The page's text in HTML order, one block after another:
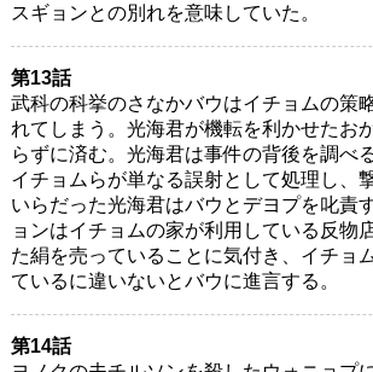
スギョンとの別れを意味していた。
第13話
武科の科挙のさなかバウはイチョムの策
れてしまう。光海君が機転を利かせたお
らずに済む。光海君は事件の背後を調べ
イチョムらが単なる誤射として処理し、
いらだった光海君はバウとデヨプを叱責
ョンはイチョムの家が利用している反物
た絹を売っていることに気付き、イチョ
ているに違いないとバウに進言する。
第14話